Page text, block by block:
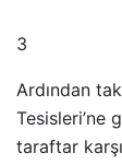
3
Ardından
Tesisleri’ne
taraftar